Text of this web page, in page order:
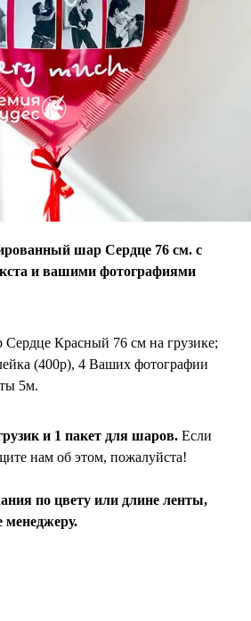
шар Сердце 76 см. с
и вашими фотографиями
Красный 76 см на грузике;
(400р), 4 Ваших фотографии
5м.
и 1 пакет для шаров. Если
нам об этом, пожалуйста!
по цвету или длине ленты,
менеджеру.